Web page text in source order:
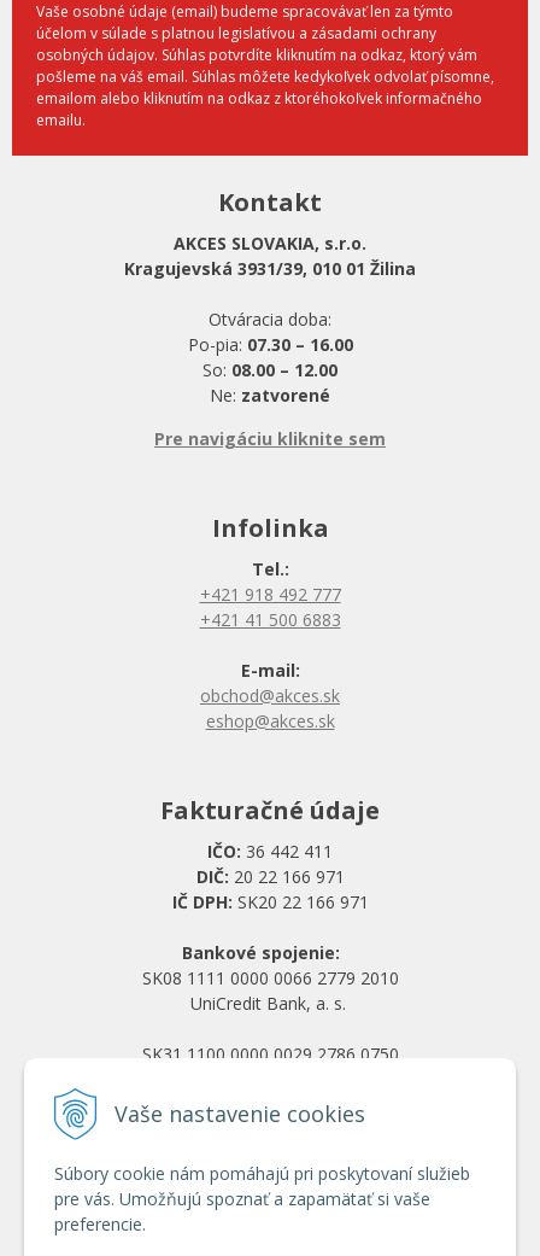
Vaše nastavenie cookies
Súbory cookie nám pomáhajú pri poskytovaní služieb
pre vás. Umožňujú spoznať a zapamätať si vaše
preferencie.
Vaše osobné údaje (email) budeme spracovávať len za týmto
účelom v súlade s platnou legislatívou a zásadami ochrany
osobných údajov. Súhlas potvrdíte kliknutím na odkaz, ktorý vám
pošleme na váš email. Súhlas môžete kedykoľvek odvolať písomne,
emailom alebo kliknutím na odkaz z ktoréhokoľvek informačného
emailu.
Kontakt
AKCES SLOVAKIA, s.r.o.
Kragujevská 3931/39, 010 01 Žilina
Otváracia doba:
Po-pia: 07.30 – 16.00
So: 08.00 – 12.00
Ne: zatvorené
Pre navigáciu kliknite sem
Infolinka
Tel.:
+421 918 492 777
+421 41 500 6883
E-mail:
obchod@akces.sk
eshop@akces.sk
Fakturačné údaje
IČO: 36 442 411
DIČ: 20 22 166 971
IČ DPH: SK20 22 166 971
Bankové spojenie:
SK08 1111 0000 0066 2779 2010
UniCredit Bank, a. s.
SK31 1100 0000 0029 2786 0750
Obchodné podmienky
Ochrana osobných údajov